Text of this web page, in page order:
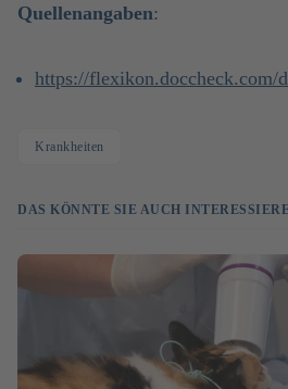
Quellenangaben:
https://flexikon.doccheck.com/
Krankheiten
DAS KÖNNTE SIE AUCH